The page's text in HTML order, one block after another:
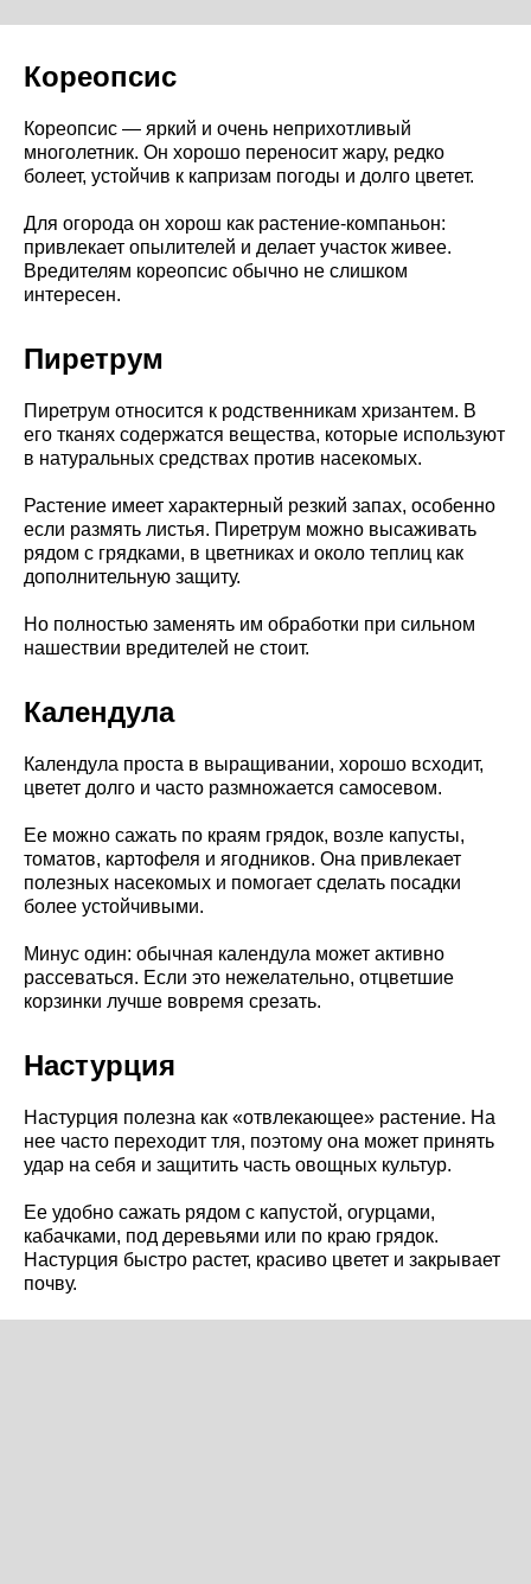
Кореопсис
Кореопсис — яркий и очень неприхотливый
многолетник. Он хорошо переносит жару, редко
болеет, устойчив к капризам погоды и долго цветет.
Для огорода он хорош как растение-компаньон:
привлекает опылителей и делает участок живее.
Вредителям кореопсис обычно не слишком
интересен.
Пиретрум
Пиретрум относится к родственникам хризантем. В
его тканях содержатся вещества, которые используют
в натуральных средствах против насекомых.
Растение имеет характерный резкий запах, особенно
если размять листья. Пиретрум можно высаживать
рядом с грядками, в цветниках и около теплиц как
дополнительную защиту.
Но полностью заменять им обработки при сильном
нашествии вредителей не стоит.
Календула
Календула проста в выращивании, хорошо всходит,
цветет долго и часто размножается самосевом.
Ее можно сажать по краям грядок, возле капусты,
томатов, картофеля и ягодников. Она привлекает
полезных насекомых и помогает сделать посадки
более устойчивыми.
Минус один: обычная календула может активно
рассеваться. Если это нежелательно, отцветшие
корзинки лучше вовремя срезать.
Настурция
Настурция полезна как «отвлекающее» растение. На
нее часто переходит тля, поэтому она может принять
удар на себя и защитить часть овощных культур.
Ее удобно сажать рядом с капустой, огурцами,
кабачками, под деревьями или по краю грядок.
Настурция быстро растет, красиво цветет и закрывает
почву.